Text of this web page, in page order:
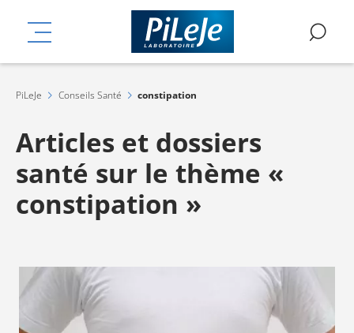
MENU
PiLeJe Conseils Santé constipation
Articles et dossiers
santé sur le thème «
constipation »